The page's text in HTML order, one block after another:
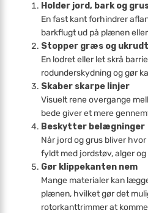
Holder jord, bark og
En fast kant forhindrer
barkflugt ud på plænen
Stopper græs og ukrudt
En lodret eller let skrå
rodunderskydning og gør
Skaber skarpe linjer
Visuelt rene overgange
bede giver et mere
Beskytter belægninger
Når jord og grus bliver
fyldt med jordstøv, alger
Gør klippekanten nem
Mange materialer kan
plænen, hvilket gør det
rotorkanttrimmer at